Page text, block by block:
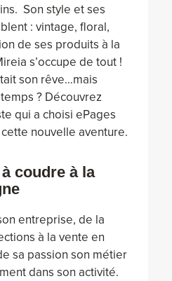
Son style et ses
: vintage, floral,
de ses produits à la
s’occupe de tout !
son rêve…mais
? Découvrez
qui a choisi ePages
nouvelle aventure.
coudre à la
entreprise, de la
à la vente en
sa passion son métier
dans son activité.